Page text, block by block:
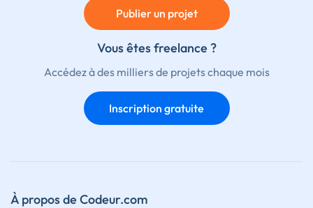
Publier un projet
Vous êtes freelance ?
Accédez à des milliers de projets chaque mois
Inscription gratuite
À propos de Codeur.com